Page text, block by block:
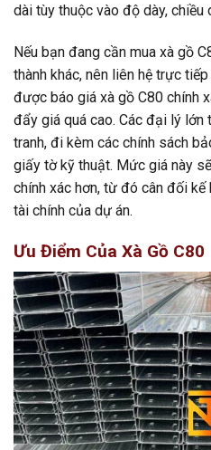
dài tùy thuộc vào độ dày,
Nếu bạn đang cần mua xà gồ
thành khác, nên liên hệ trực
được báo giá xà gồ C80 chính
đẩy giá quá cao. Các đại lý
tranh, đi kèm các chính sách
giấy tờ kỹ thuật. Mức giá này
chính xác hơn, từ đó cân đối
tài chính của dự án.
Ưu Điểm Của Xà Gồ C80